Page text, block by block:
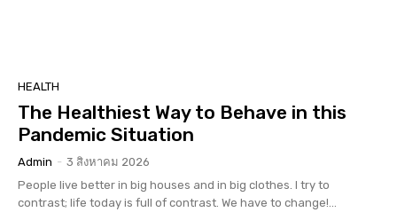
HEALTH
The Healthiest Way to Behave in this
Pandemic Situation
Admin - 3 สิงหาคม 2026
People live better in big houses and in big clothes. I try to
contrast; life today is full of contrast. We have to change!...